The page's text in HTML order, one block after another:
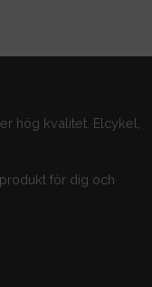
hög kvalitet. Elcykel,
för dig och